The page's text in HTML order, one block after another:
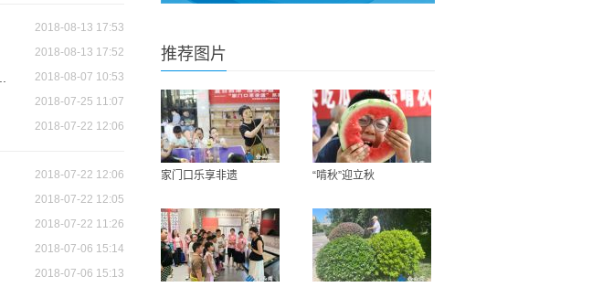
2018-08-13 17:53
2018-08-13 17:52
2018-08-07 10:53
2018-07-25 11:07
2018-07-22 12:06
2018-07-22 12:06
2018-07-22 12:05
2018-07-22 11:26
2018-07-06 15:14
2018-07-06 15:13
推荐图片
家门口乐享非遗 “啃秋”迎立秋